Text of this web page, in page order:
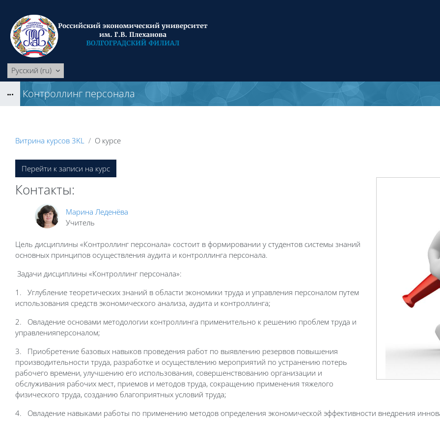
Русский ‎(ru)‎
Контроллинг персонала
Витрина курсов 3KL О курсе
Блоки
Перейти к записи на курс
Контакты:
Марина Леденёва
Учитель
Цель дисциплины «Контроллинг персонала» состоит в формировании у студентов системы знаний
основных принципов осуществления аудита и контроллинга персонала.
Задачи дисциплины «Контроллинг персонала»:
1. Углубление теоретических знаний в области экономики труда и управления персоналом путем
использования средств экономического анализа, аудита и контроллинга;
2. Овладение основами методологии контроллинга применительно к решению проблем труда и
управленияперсоналом;
3. Приобретение базовых навыков проведения работ по выявлению резервов повышения
производительности труда, разработке и осуществлению мероприятий по устранению потерь
рабочего времени, улучшению его использования, совершенствованию организации и
обслуживания рабочих мест, приемов и методов труда, сокращению применения тяжелого
физического труда, созданию благоприятных условий труда;
4. Овладение навыками работы по применению методов определения экономической эффективности внедрения